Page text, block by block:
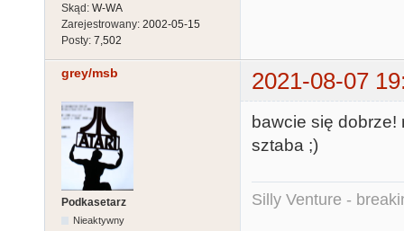
Skąd: W-WA
Zarejestrowany: 2002-05-15
Posty: 7,502
grey/msb 2021-08-07
Podkasetarz
Nieaktywny
bawcie się
sztaba ;)
Silly Venture -